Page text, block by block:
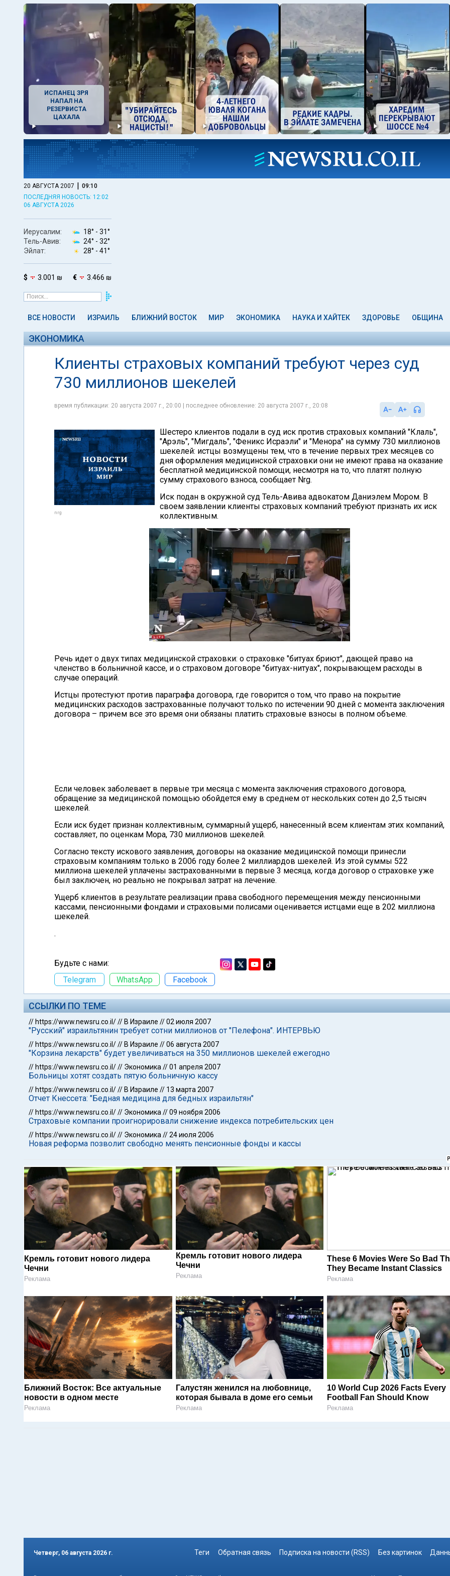
ИСПАНЕЦ ЗРЯ
НАПАЛ НА
РЕЗЕРВИСТА
ЦАХАЛА
20 АВГУСТА 2007 | 09:10
ПОСЛЕДНЯЯ НОВОСТЬ: 12:02
06 АВГУСТА 2026
Иерусалим: 18° - 31°
Тель-Авив:
24° - 32°
Эйлат:
28° - 41°
$ 3.001 ₪ € 3.466 ₪
ВСЕ НОВОСТИ ИЗРАИЛЬ БЛИЖНИЙ ВОСТОК МИР ЭКОНОМИКА НАУКА И ХАЙТЕК ЗДОРОВЬЕ ОБЩИНА
ЭКОНОМИКА
Клиенты страховых компаний требуют через суд
730 миллионов шекелей
время публикации: 20 августа 2007 г., 20:00 | последнее обновление: 20 августа 2007 г., 20:08
nrg
Шестеро клиентов подали в суд иск против страховых компаний "Клаль",
"Арэль", "Мигдаль", "Феникс Исраэли" и "Менора" на сумму 730 миллионов
шекелей: истцы возмущены тем, что в течение первых трех месяцев со
дня оформления медицинской страховки они не имеют права на оказание
бесплатной медицинской помощи, несмотря на то, что платят полную
сумму страхового взноса, сообщает Nrg.
Иск подан в окружной суд Тель-Авива адвокатом Даниэлем Мором. В
своем заявлении клиенты страховых компаний требуют признать их иск
коллективным.
Речь идет о двух типах медицинской страховки: о страховке "битуах бриют", дающей право на
членство в больничной кассе, и о страховом договоре "битуах-нитуах", покрывающем расходы в
случае операций.
Истцы протестуют против параграфа договора, где говорится о том, что право на покрытие
медицинских расходов застрахованные получают только по истечении 90 дней с момента заключения
договора – причем все это время они обязаны платить страховые взносы в полном объеме.
Если человек заболевает в первые три месяца с момента заключения страхового договора,
обращение за медицинской помощью обойдется ему в среднем от нескольких сотен до 2,5 тысяч
шекелей.
Если иск будет признан коллективным, суммарный ущерб, нанесенный всем клиентам этих компаний,
составляет, по оценкам Мора, 730 миллионов шекелей.
Согласно тексту искового заявления, договоры на оказание медицинской помощи принесли
страховым компаниям только в 2006 году более 2 миллиардов шекелей. Из этой суммы 522
миллиона шекелей уплачены застрахованными в первые 3 месяца, когда договор о страховке уже
был заключен, но реально не покрывал затрат на лечение.
Ущерб клиентов в результате реализации права свободного перемещения между пенсионными
кассами, пенсионными фондами и страховыми полисами оценивается истцами еще в 202 миллиона
шекелей.
.
Будьте с нами:
Telegram
WhatsApp Facebook
ССЫЛКИ ПО ТЕМЕ
// https://www.newsru.co.il/// В Израиле //02 июля 2007
"Русский" израильтянин требует сотни миллионов от "Пелефона". ИНТЕРВЬЮ
// https://www.newsru.co.il/// В Израиле //06 августа 2007
"Корзина лекарств" будет увеличиваться на 350 миллионов шекелей ежегодно
// https://www.newsru.co.il/// Экономика //01 апреля 2007
Больницы хотят создать пятую больничную кассу
// https://www.newsru.co.il/// В Израиле // 13 марта 2007
Отчет Кнессета: "Бедная медицина для бедных израильтян"
// https://www.newsru.co.il/// Экономика //09 ноября 2006
Страховые компании проигнорировали снижение индекса потребительских цен
// https://www.newsru.co.il/// Экономика //24 июля 2006
Новая реформа позволит свободно менять пенсионные фонды и кассы
Кремль готовит нового лидера
Чечни
Реклама
Кремль готовит нового лидера
Чечни
Реклама
These 6 Movies Were So Bad
They Became Instant Classics
Реклама
Ближний Восток: Все актуальные
новости в одном месте
Реклама
Галустян женился на любовнице,
которая бывала в доме его семьи
Реклама
10 World Cup 2026 Facts Every
Football Fan Should Know
Реклама
Четверг, 06 августа 2026 г. Теги Обратная связь Подписка на новости (RSS) Без картинок